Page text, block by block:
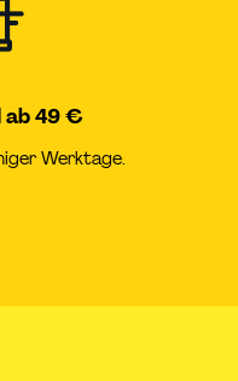
ab 49 €
Werktage.